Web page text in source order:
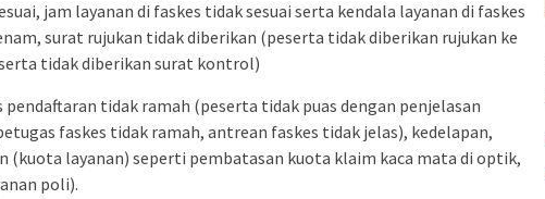
jam layanan di faskes tidak sesuai serta kendala layanan di faskes
surat rujukan tidak diberikan (peserta tidak diberikan rujukan ke
tidak diberikan surat kontrol)
pendaftaran tidak ramah (peserta tidak puas dengan penjelasan
faskes tidak ramah, antrean faskes tidak jelas), kedelapan,
(kuota layanan) seperti pembatasan kuota klaim kaca mata di optik,
poli).